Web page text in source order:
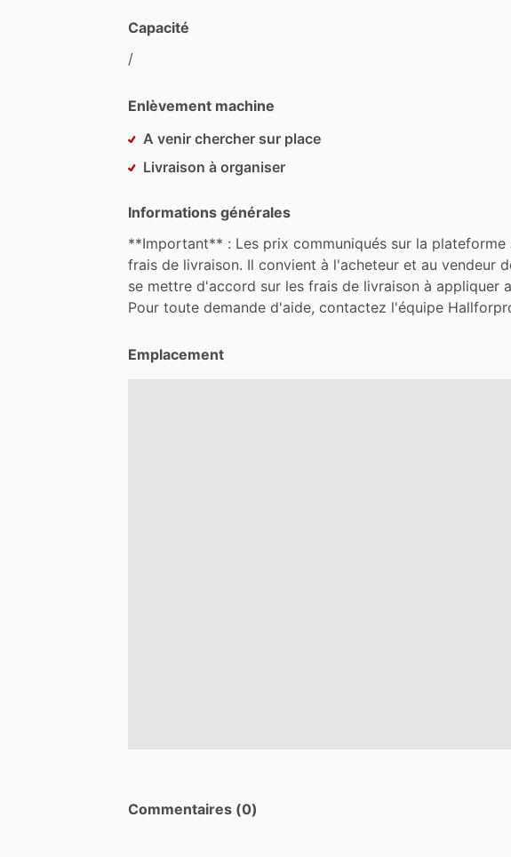
Capacité
​/​
Enlèvement machine
A venir chercher sur place
Livraison à organiser
Informations générales
**Important** : Les prix communiqués sur la plateforme
frais de livraison. Il convient à l'acheteur et au vendeur
se mettre d'accord sur les frais de livraison à appliquer
Pour toute demande d'aide, contactez l'équipe
Emplacement
Commentaires (0)